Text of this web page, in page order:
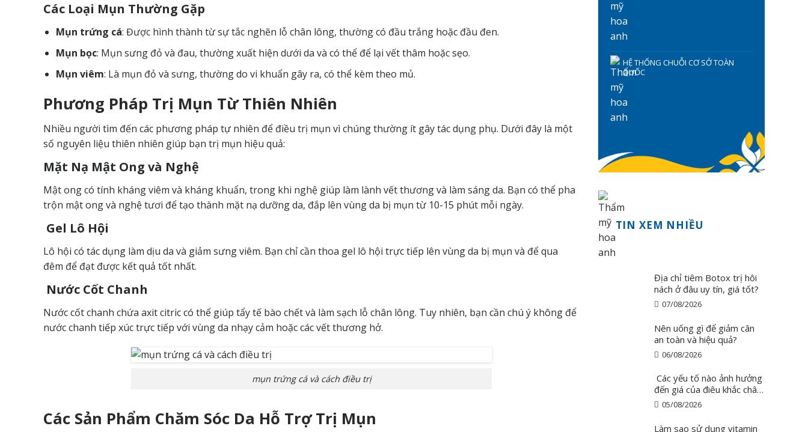
Các Loại Mụn Thường Gặp
Mụn trứng cá: Được hình thành từ sự tắc nghẽn lỗ chân lông, thường có đầu trắng hoặc đầu đen.
Mụn bọc: Mụn sưng đỏ và đau, thường xuất hiện dưới da và có thể để lại vết thâm hoặc sẹo.
Mụn viêm: Là mụn đỏ và sưng, thường do vi khuẩn gây ra, có thể kèm theo mủ.
Phương Pháp Trị Mụn Từ Thiên Nhiên
Nhiều người tìm đến các phương pháp tự nhiên để điều trị mụn vì chúng thường ít gây tác dụng phụ. Dưới đây là một
số nguyên liệu thiên nhiên giúp bạn trị mụn hiệu quả:
Mặt Nạ Mật Ong và Nghệ
Mật ong có tính kháng viêm và kháng khuẩn, trong khi nghệ giúp làm lành vết thương và làm sáng da. Bạn có thể pha
trộn mật ong và nghệ tươi để tạo thành mặt nạ dưỡng da, đắp lên vùng da bị mụn từ 10-15 phút mỗi ngày.
Gel Lô Hội
Lô hội có tác dụng làm dịu da và giảm sưng viêm. Bạn chỉ cần thoa gel lô hội trực tiếp lên vùng da bị mụn và để qua
đêm để đạt được kết quả tốt nhất.
Nước Cốt Chanh
Nước cốt chanh chứa axit citric có thể giúp tẩy tế bào chết và làm sạch lỗ chân lông. Tuy nhiên, bạn cần chú ý không để
nước chanh tiếp xúc trực tiếp với vùng da nhạy cảm hoặc các vết thương hở.
mụn trứng cá và cách điều trị
Các Sản Phẩm Chăm Sóc Da Hỗ Trợ Trị Mụn
HỆ THỐNG CHUỖI CƠ SỞ TOÀN
QUỐC
TIN XEM NHIỀU
Địa chỉ tiêm Botox trị hôi
nách ở đâu uy tín, giá tốt?
07/08/2026
Nên uống gì để giảm cân
an toàn và hiệu quả?
06/08/2026
Các yếu tố nào ảnh hưởng
đến giá của điêu khắc chân
mày ?
05/08/2026
Làm sao sử dụng vitamin